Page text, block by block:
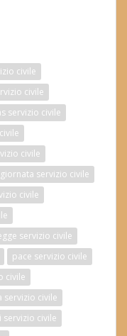
civile
civile
servizio civile
civile
giornata servizio civile
civile
servizio civile
pace servizio civile
civile
servizio civile
servizio civile